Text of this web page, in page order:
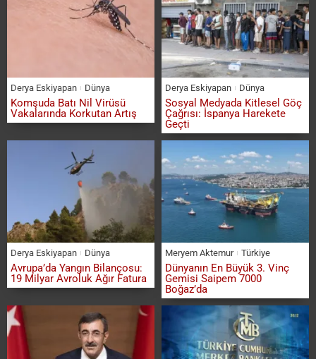
Derya Eskiyapan Dünya
Komşuda Batı Nil Virüsü
Vakalarında Korkutan Artış
Derya Eskiyapan Dünya
Sosyal Medyada Kitlesel Göç
Çağrısı: İspanya Harekete
Geçti
Derya Eskiyapan Dünya
Avrupa’da Yangın Bilançosu:
19 Milyar Avroluk Ağır Fatura
Meryem Aktemur Türkiye
Dünyanın En Büyük 3. Vinç
Gemisi Saipem 7000
Boğaz’da